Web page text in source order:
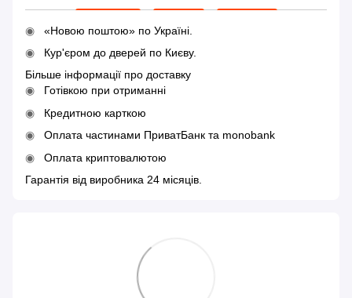
«Новою поштою» по Україні.
Кур'єром до дверей по Києву.
Більше інформації про доставку
Готівкою при отриманні
Кредитною карткою
Оплата частинами ПриватБанк та monobank
Оплата криптовалютою
Гарантія від виробника 24 місяців.